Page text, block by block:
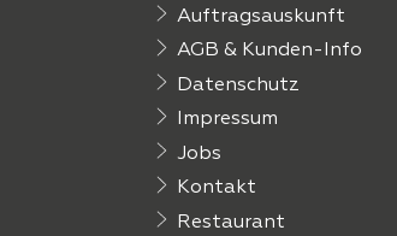
Auftragsauskunft
AGB & Kunden-Info
Datenschutz
Impressum
Jobs
Kontakt
Restaurant